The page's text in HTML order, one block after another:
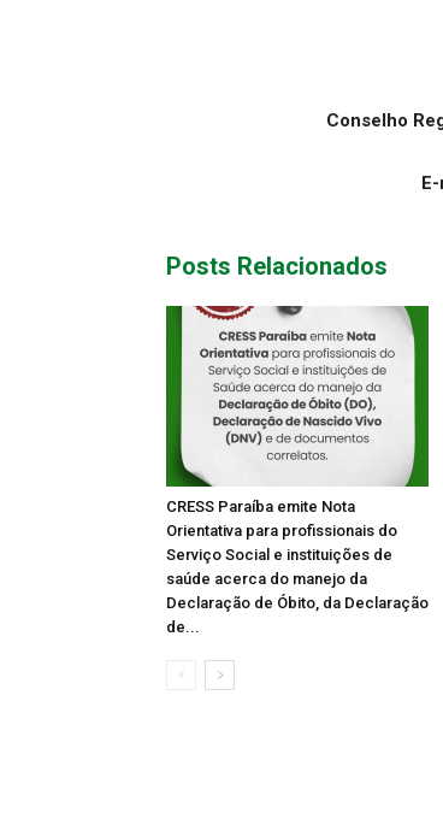
Conselho
Posts Relacionados
CRESS Paraíba emite Nota
Orientativa para profissionais do
Serviço Social e instituições de
saúde acerca do manejo da
Declaração de Óbito, da Declaração
de...